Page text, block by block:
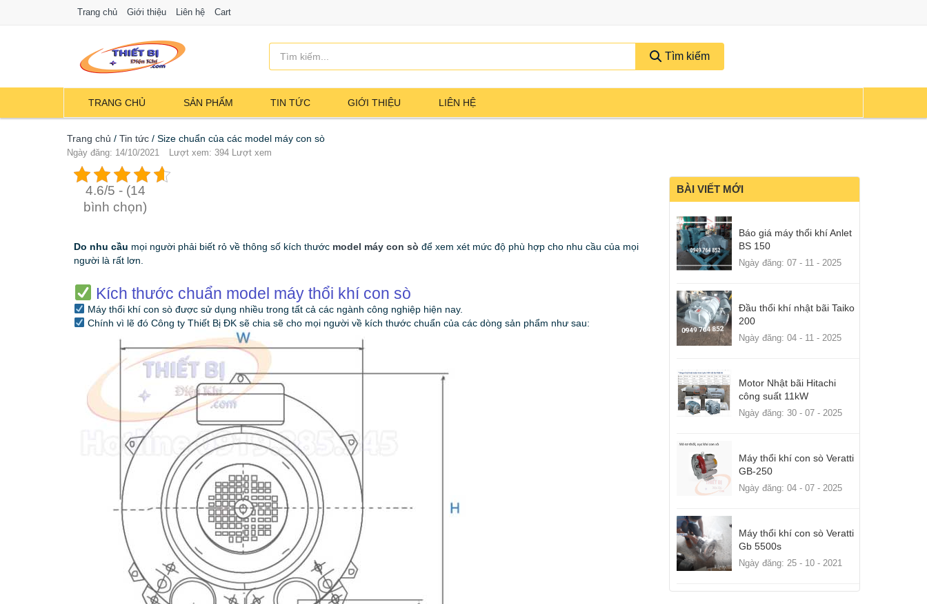
Trang chủ Giới thiệu Liên hệ Cart
Tìm kiếm
TRANG CHỦ SẢN PHẨM TIN TỨC GIỚI THIỆU LIÊN HỆ
Trang chủ / Tin tức / Size chuẩn của các model máy con sò
Ngày đăng: 14/10/2021 Lượt xem: 394 Lượt xem
4.6/5 - (14
bình chọn)
Do nhu cầu mọi người phải biết rỏ về thông số kích thước model máy con sò để xem xét mức độ phù hợp cho nhu cầu của mọi
người là rất lơn.
Kích thước chuẩn model máy thổi khí con sò
Máy thổi khí con sò được sử dụng nhiều trong tất cả các ngành công nghiệp hiện nay.
Chính vì lẽ đó Công ty Thiết Bị ĐK sẽ chia sẽ cho mọi người về kích thước chuẩn của các dòng sản phẩm như sau:
BÀI VIẾT MỚI
Báo giá máy thổi khí Anlet
BS 150
Ngày đăng: 07 - 11 - 2025
Đầu thổi khí nhật bãi Taiko
200
Ngày đăng: 04 - 11 - 2025
Motor Nhật bãi Hitachi
công suất 11kW
Ngày đăng: 30 - 07 - 2025
Máy thổi khí con sò Veratti
GB-250
Ngày đăng: 04 - 07 - 2025
Máy thổi khí con sò Veratti
Gb 5500s
Ngày đăng: 25 - 10 - 2021